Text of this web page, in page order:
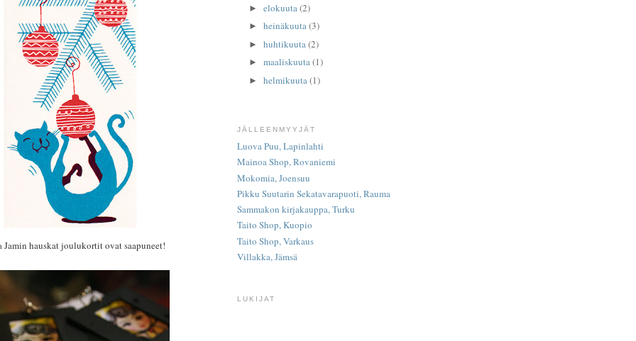
Jamin hauskat joulukortit ovat saapuneet!
► elokuuta (2)
► heinäkuuta(3)
► huhtikuuta (2)
► maaliskuuta(1)
► helmikuuta (1)
JÄLLEENMYYJÄT
Luova Puu, Lapinlahti
Mainoa Shop, Rovaniemi
Mokomia, Joensuu
Pikku Suutarin Sekatavarapuoti, Rauma
Sammakon kirjakauppa, Turku
Taito Shop, Kuopio
Taito Shop, Varkaus
Villakka, Jämsä
LUKIJAT